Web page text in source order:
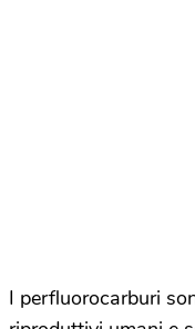
I perfluorocarburi